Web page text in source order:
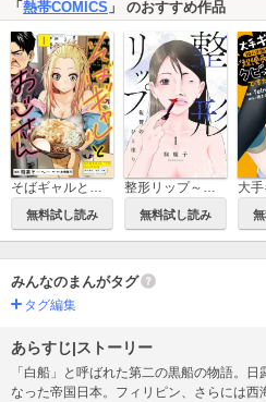
「 熱帯COMICS 」 のおすすめ作品
無料試し読み
整形リップ～復讐のひと塗り～
無料試し読み
みんなのまんがタグ
タグ編集
あらすじ|ストーリー
「白船」と呼ばれた第二の黒船の物語。
なった帝国日本。フィリピン、さらには